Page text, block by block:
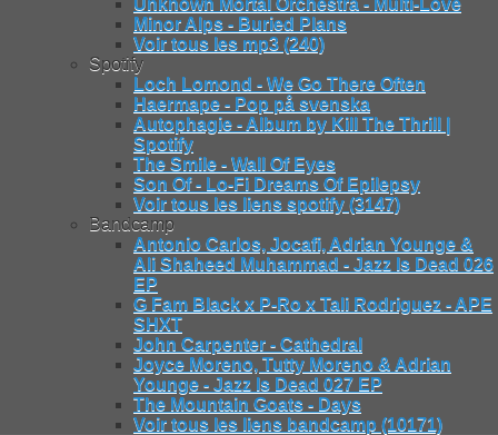
Unknown Mortal Orchestra - Multi-Love
Minor Alps - Buried Plans
Voir tous les mp3 (240)
Spotify
Loch Lomond - We Go There Often
Haermape - Pop på svenska
Autophagie - Album by Kill The Thrill |
Spotify
The Smile - Wall Of Eyes
Son Of - Lo-Fi Dreams Of Epilepsy
Voir tous les liens spotify (3147)
Bandcamp
Antonio Carlos, Jocafi, Adrian Younge &
Ali Shaheed Muhammad - Jazz Is Dead 026
EP
G Fam Black x P-Ro x Tali Rodriguez - APE
SHXT
John Carpenter - Cathedral
Joyce Moreno, Tutty Moreno & Adrian
Younge - Jazz Is Dead 027 EP
The Mountain Goats - Days
Voir tous les liens bandcamp (10171)